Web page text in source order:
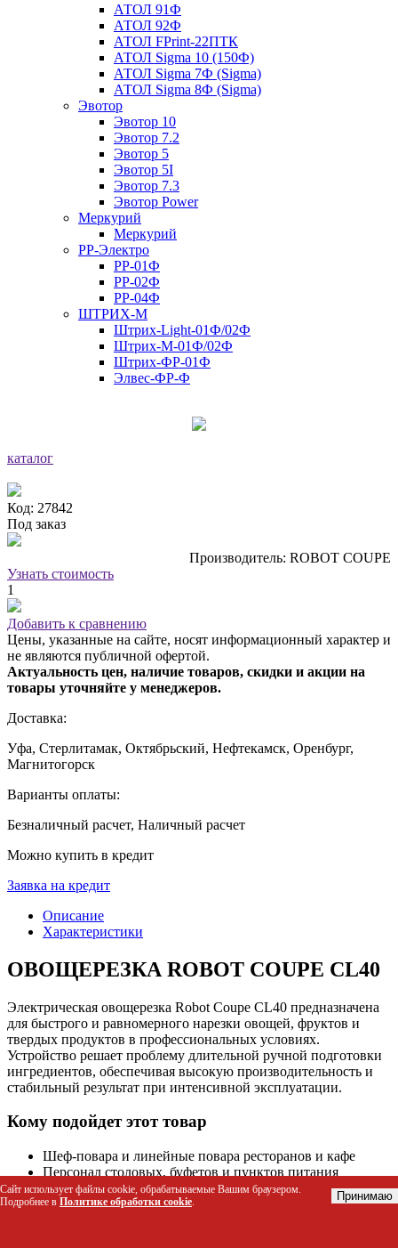
АТОЛ 91Ф
АТОЛ 92Ф
АТОЛ FPrint-22ПТК
АТОЛ Sigma 10 (150Ф)
АТОЛ Sigma 7Ф (Sigma)
АТОЛ Sigma 8Ф (Sigma)
Эвотор
Эвотор 10
Эвотор 7.2
Эвотор 5
Эвотор 5I
Эвотор 7.3
Эвотор Power
Меркурий
Меркурий
РР-Электро
РР-01Ф
РР-02Ф
РР-04Ф
ШТРИХ-М
Штрих-Light-01Ф/02Ф
Штрих-М-01Ф/02Ф
Штрих-ФР-01Ф
Элвес-ФР-Ф
каталог
Код: 27842
Под заказ
Производитель: ROBOT COUPE
Узнать стоимость
1
Добавить к сравнению
Цены, указанные на сайте, носят информационный характер и
не являются публичной офертой.
Актуальность цен, наличие товаров, скидки и акции на
товары уточняйте у менеджеров.
Доставка:
Уфа, Стерлитамак, Октябрьский, Нефтекамск, Оренбург,
Магнитогорск
Варианты оплаты:
Безналичный расчет, Наличный расчет
Можно купить в кредит
Заявка на кредит
Описание
Характеристики
ОВОЩЕРЕЗКА ROBOT COUPE CL40
Электрическая овощерезка Robot Coupe CL40 предназначена
для быстрого и равномерного нарезки овощей, фруктов и
твердых продуктов в профессиональных условиях.
Устройство решает проблему длительной ручной подготовки
ингредиентов, обеспечивая высокую производительность и
стабильный результат при интенсивной эксплуатации.
Кому подойдет этот товар
Шеф-повара и линейные повара ресторанов и кафе
Персонал столовых, буфетов и пунктов питания
Владельцы пекарен и кондитерских для подготовки
начинки
Сайт использует файлы cookie, обрабатываемые Вашим браузером.
Подробнее в Политике обработки cookie. Принимаю